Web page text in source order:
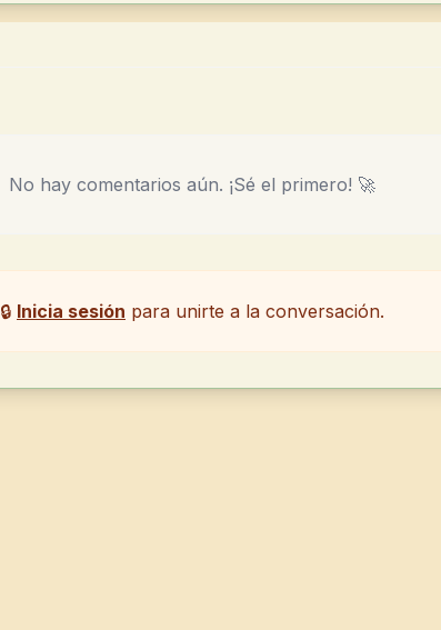
No hay comentarios aún. ¡Sé el primero! 🚀
🔒 Inicia sesión para unirte a la conversación.